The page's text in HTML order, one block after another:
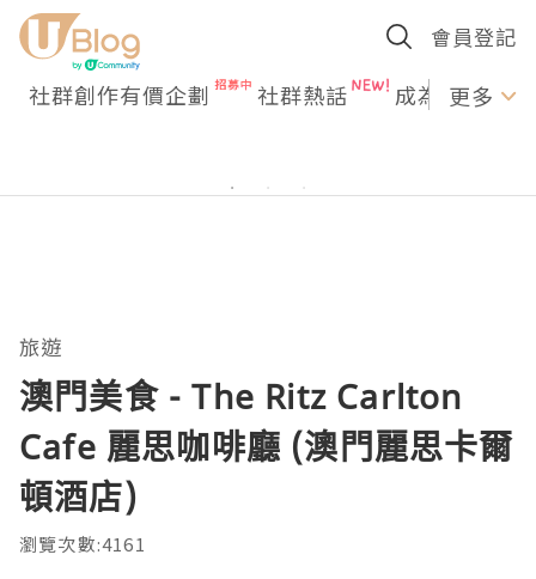
會員登記
社群創作有價企劃 社群熱話 成為U更多
旅遊
澳門美食 - The Ritz Carlton
Cafe 麗思咖啡廳 (澳門麗思卡爾
頓酒店)
瀏覽次數:4161